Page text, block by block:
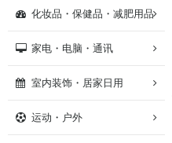
化妆品・保健品・减肥用品
家电・电脑・通讯
室内装饰・居家日用
运动・户外